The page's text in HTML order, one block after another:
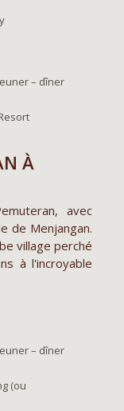
– dîner
À
avec
de Menjangan.
village perché
à l'incroyable
– dîner
(ou